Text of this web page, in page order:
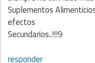
Suplementos
efectos
Secundarios..!!!9
responder